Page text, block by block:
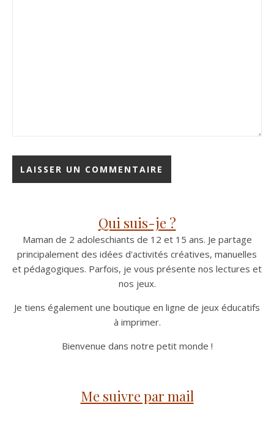
Qui suis-je ?
Maman de 2 adoleschiants de 12 et 15 ans. Je partage
principalement des idées d'activités créatives, manuelles
et pédagogiques. Parfois, je vous présente nos lectures et
nos jeux.
Je tiens également une boutique en ligne de jeux éducatifs
à imprimer.
Bienvenue dans notre petit monde !
Me suivre par mail